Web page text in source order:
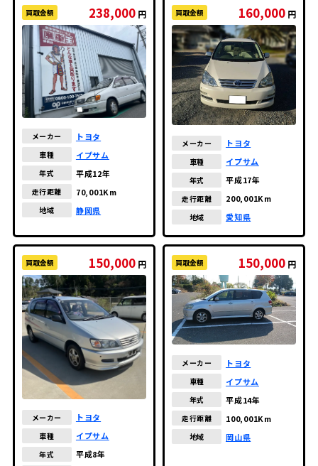
金額の安い順
走行距離が長い順
走行距離が短い順
年式の古い順
年式の新しい順
買取金額 238,000 円
メーカー トヨタ
車種 イプサム
年式 平成12年
走行距離 70,001Km
地域 静岡県
買取金額 160,000 円
メーカー トヨタ
車種 イプサム
年式 平成17年
走行距離 200,001Km
地域 愛知県
買取金額 150,000 円
メーカー トヨタ
車種 イプサム
年式 平成8年
買取金額 150,000 円
メーカー トヨタ
車種 イプサム
年式 平成14年
走行距離 100,001Km
地域 岡山県